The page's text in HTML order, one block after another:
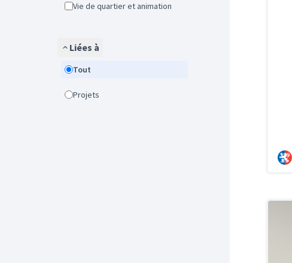
Vie de quartier et animation
Liées à
Tout
Projets